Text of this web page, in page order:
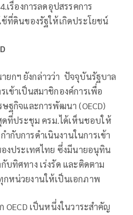
เรื่องการลดอุปสรรคการ
ที่ดินของรัฐให้เกิดประโยชน์
ยกฯ ยังกล่าวว่า ปัจจุบันรัฐบาล
เข้าเป็นสมาชิกองค์การเพื่อ
ษฐกิจและการพัฒนา (OECD)
ดที่ประชุม ครม.ได้เห็นชอบให้
กับการดำเนินงานในการเข้า
องประเทศไทย ซึ่งมีนายอนุทิน
บทิศทาง เร่งรัด และติดตาม
กหน่วยงานให้เป็นเอกภาพ
OECD เป็นหนึ่งในวาระสำคัญ